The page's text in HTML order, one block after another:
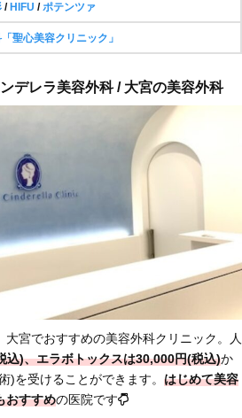
/ HIFU /ポテンツァ
聖心美容クリニック」
デレラ美容外科 / 大宮の美容外科
宮でおすすめの美容外科クリニック。人
込)、エラボトックスは30,000円(税込)か
)を受けることができます。 はじめて美容
おすすめの医院です